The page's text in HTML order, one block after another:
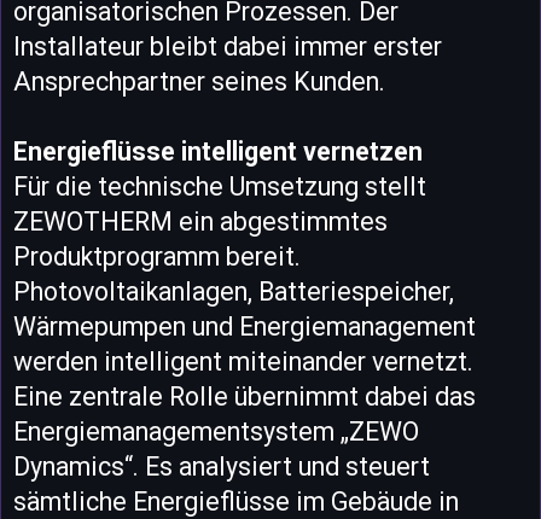
organisatorischen Prozessen. Der
Installateur bleibt dabei immer erster
Ansprechpartner seines Kunden.
Energieflüsse intelligent vernetzen
Für die technische Umsetzung stellt
ZEWOTHERM ein abgestimmtes
Produktprogramm bereit.
Photovoltaikanlagen, Batteriespeicher,
Wärmepumpen und Energiemanagement
werden intelligent miteinander vernetzt.
Eine zentrale Rolle übernimmt dabei das
Energiemanagementsystem „ZEWO
Dynamics“. Es analysiert und steuert
sämtliche Energieflüsse im Gebäude in